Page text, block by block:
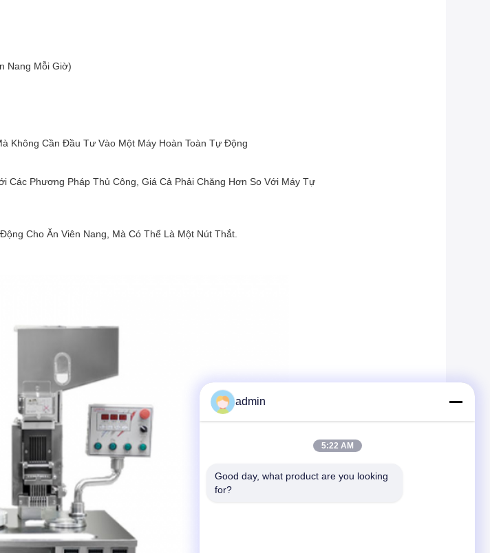
Nang Mỗi Giờ)
Không Cần Đầu Tư Vào Một Máy Hoàn Toàn Tự Động
Các Phương Pháp Thủ Công, Giá Cả Phải Chăng Hơn So Với Máy Tự
Cho Ăn Viên Nang, Mà Có Thể Là Một Nút Thắt.
admin
5:22 AM
Good day, what product are you looking
for?